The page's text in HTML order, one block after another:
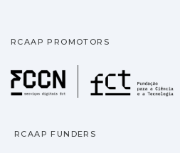
RCAAP PROMOTORS
RCAAP FUNDERS